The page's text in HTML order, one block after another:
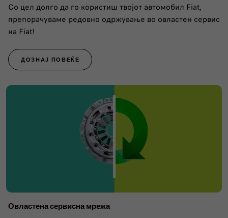
Со цел долго да го користиш твојот автомобил Fiat,
препорачуваме редовно одржување во овластен сервис
на Fiat!
ДОЗНАЈ ПОВЕЌЕ
Овластена сервисна мрежа